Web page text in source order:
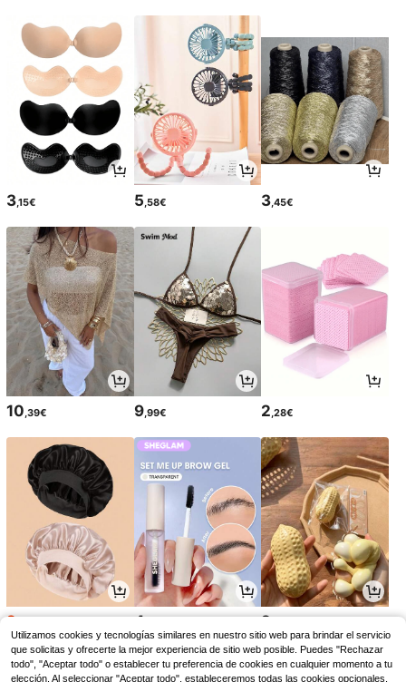
3,15€ 5 ,58€ 3 ,45€
10,39€ 9,99€ 2,28€
2 4 2
Utilizamos cookies y tecnologías similares en nuestro sitio web para brindar el servicio
que solicitas y ofrecerte la mejor experiencia de sitio web posible. Puedes "Rechazar
todo", "Aceptar todo" o establecer tu preferencia de cookies en cualquier momento a tu
elección. Al seleccionar "Aceptar todo", estableceremos todas las cookies opcionales,